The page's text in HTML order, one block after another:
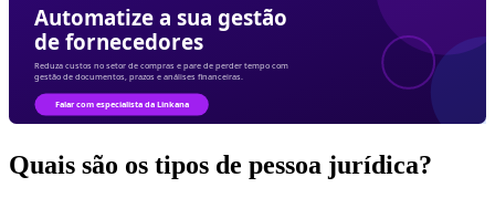
Quais são os tipos de pessoa jurídica?